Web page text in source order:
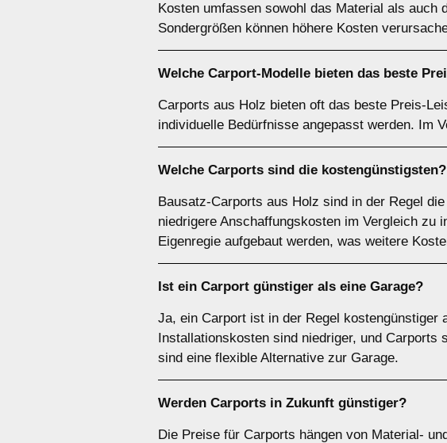
Kosten umfassen sowohl das Material als
Sondergrößen können höhere Kosten
Welche Carport-Modelle bieten das beste
Carports aus Holz bieten oft das beste Preis-
individuelle Bedürfnisse angepasst werden. Im
Welche Carports sind die kostengünstigsten?
Bausatz-Carports aus Holz sind in der Regel
niedrigere Anschaffungskosten im Vergleich zu
Eigenregie aufgebaut werden, was weitere
Ist ein Carport günstiger als eine Garage?
Ja, ein Carport ist in der Regel kostengünstiger
Installationskosten sind niedriger, und
sind eine flexible Alternative zur Garage.
Werden Carports in Zukunft günstiger?
Die Preise für Carports hängen von Material-